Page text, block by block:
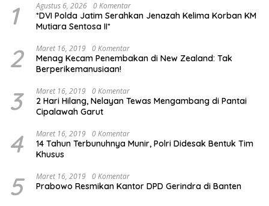
1 Agustus 6, 2026 0 Komentar
*DVI Polda Jatim Serahkan Jenazah Kelima Korban KM
Mutiara Sentosa II*
2 Maret 16, 2019 0 Komentar
Menag Kecam Penembakan di New Zealand: Tak
Berperikemanusiaan!
3 Maret 16, 2019 0 Komentar
2 Hari Hilang, Nelayan Tewas Mengambang di Pantai
Cipalawah Garut
4 Maret 16, 2019 0 Komentar
14 Tahun Terbunuhnya Munir, Polri Didesak Bentuk Tim
Khusus
5 Maret 16, 2019 0 Komentar
Prabowo Resmikan Kantor DPD Gerindra di Banten